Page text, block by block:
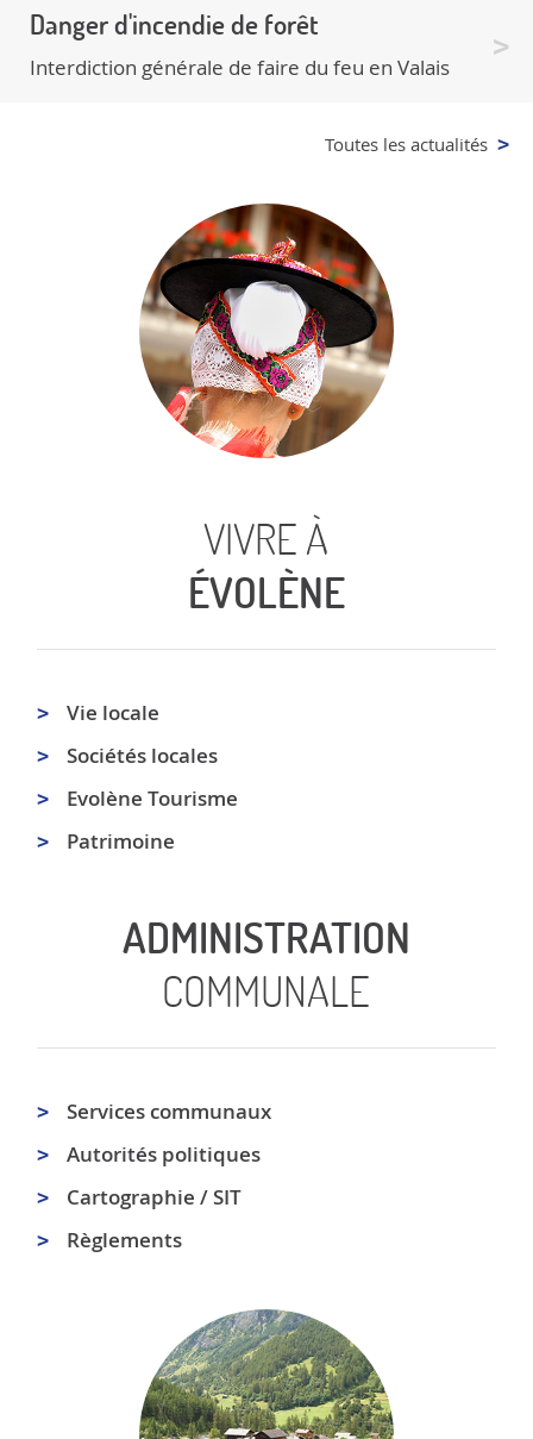
Danger d'incendie de forêt
Interdiction générale de faire du feu en Valais
Toutes les actualités
VIVRE À
ÉVOLÈNE
Vie locale
Sociétés locales
Evolène Tourisme
Patrimoine
ADMINISTRATION
COMMUNALE
Services communaux
Autorités politiques
Cartographie / SIT
Règlements